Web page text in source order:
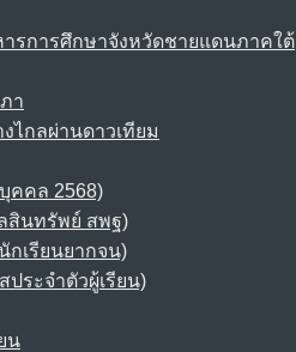
รการศึกษาจังหวัดชายแดนภาคใต้
า
ไกลผ่านดาวเทียม
คคล 2568)
สินทรัพย์ สพฐ)
กเรียนยากจน)
ระจำตัวผู้เรียน)
น